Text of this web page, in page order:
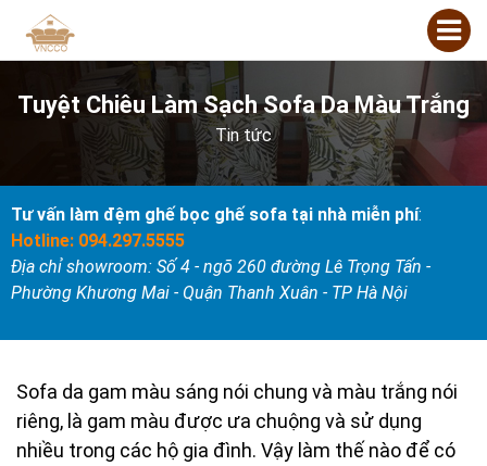
Tuyệt Chiêu Làm Sạch Sofa Da Màu Trắng
Tin tức
Tư vấn làm đệm ghế bọc ghế sofa tại nhà miễn phí:
Hotline: 094.297.5555
Địa chỉ showroom: Số 4 - ngõ 260 đường Lê Trọng Tấn -
Phường Khương Mai - Quận Thanh Xuân - TP Hà Nội
Sofa da gam màu sáng nói chung và màu trắng nói
riêng, là gam màu được ưa chuộng và sử dụng
nhiều trong các hộ gia đình. Vậy làm thế nào để có